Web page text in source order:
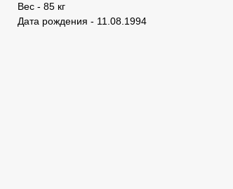
Вес - 85 кг
Дата рождения - 11.08.1994